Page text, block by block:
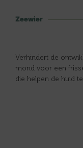
Zeewier
Verhindert de
mond voor een
die helpen de huid